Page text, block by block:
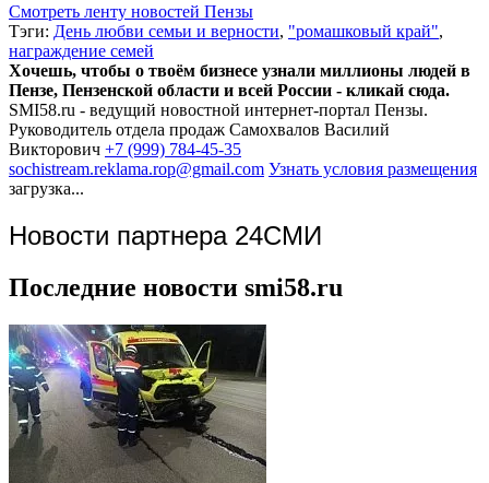
Смотреть ленту новостей Пензы
Тэги: День любви семьи и верности, "ромашковый край",
награждение семей
Хочешь, чтобы о твоём бизнесе узнали миллионы людей в
Пензе, Пензенской области и всей России - кликай сюда.
SMI58.ru - ведущий новостной интернет-портал Пензы.
Руководитель отдела продаж Самохвалов Василий
Викторович +7 (999) 784-45-35
sochistream.reklama.rop@gmail.com Узнать условия размещения
загрузка...
Новости партнера 24СМИ
Последние новости smi58.ru